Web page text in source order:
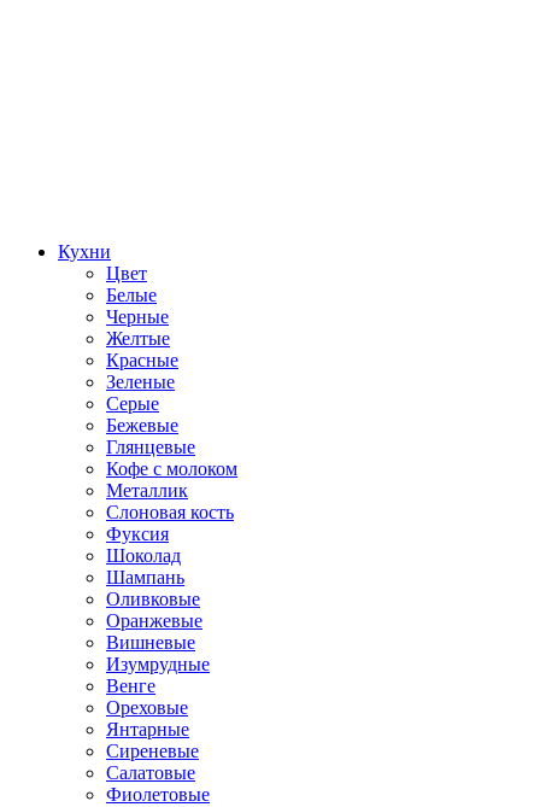
Кухни
Цвет
Белые
Черные
Желтые
Красные
Зеленые
Серые
Бежевые
Глянцевые
Кофе с молоком
Металлик
Слоновая кость
Фуксия
Шоколад
Шампань
Оливковые
Оранжевые
Вишневые
Изумрудные
Венге
Ореховые
Янтарные
Сиреневые
Салатовые
Фиолетовые